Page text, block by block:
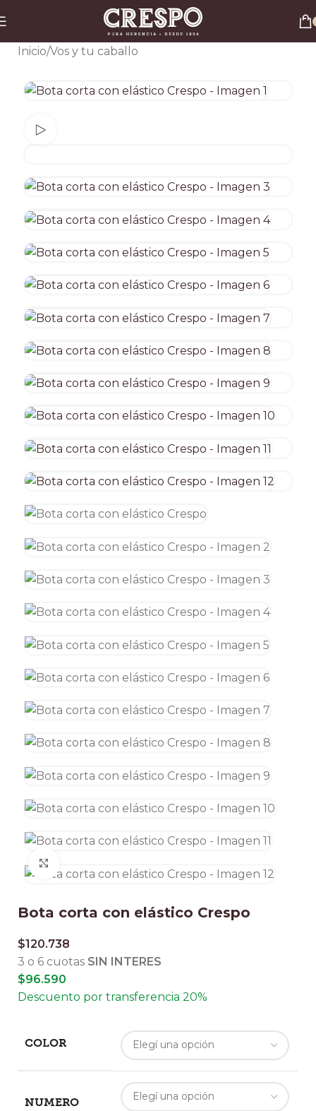
Skip to navigation
Skip to main content
Envío gratis a todo el país en compras superiores a $90.000 por Correo Argentino (No
válido en herraduras y clavos)
3 y 6 cuotas sin interés
Descuento ESPECIAL por transferencia bancaria 20%
Inicio/Vos y tu caballo
Bota corta con elástico Crespo
$120.738
3 o 6 cuotas SIN INTERES
$96.590
Descuento por transferencia 20%
COLOR
NUMERO